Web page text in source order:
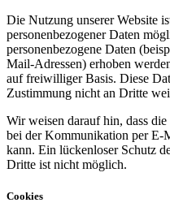
Die Nutzung unserer Website
personenbezogener Daten
personenbezogene Daten
Mail-Adressen) erhoben
auf freiwilliger Basis. Diese
Zustimmung nicht an Dritte
Wir weisen darauf hin, dass
bei der Kommunikation per E-
kann. Ein lückenloser Schutz
Dritte ist nicht möglich.
Cookies